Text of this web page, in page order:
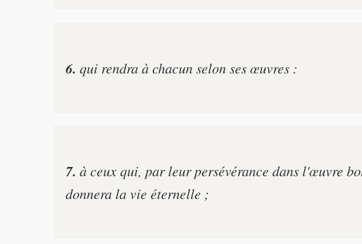
6. qui rendra à chacun selon ses œuvres :
7. à ceux qui, par leur persévérance dans l'œuvre
donnera la vie éternelle ;